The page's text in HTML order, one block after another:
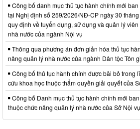
Công bố danh mục thủ tục hành chính mới
tại Nghị định số 259/2026/NĐ-CP ngày 30
quy định về tuyển dụng, sử dụng và quản lý
nhà nước của ngành Nội vụ
Thông qua phương án đơn giản hóa thủ tục
năng quản lý nhà nước của ngành Dân tộc Tôn
Công bố thủ tục hành chính được bãi bỏ trong
cứu khoa học thuộc thẩm quyền giải quyết của
Công bố Danh mục thủ tục hành chính mới
thuộc chức năng quản lý nhà nước của Sở Nội